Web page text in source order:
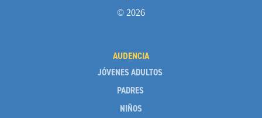
© 2026
AUDENCIA
JÓVENES ADULTOS
PADRES
NIÑOS